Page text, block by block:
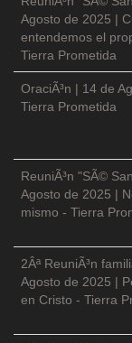
Agosto de 2025 |
entendemos el
Tierra Prometida
OraciÃ³n | 14 de
Tierra Prometida
ReuniÃ³n "SÃ©
Agosto de 2025 |
mismo - Tierra
2Âª ReuniÃ³n
Agosto de 2025 |
en Cristo - Tierra